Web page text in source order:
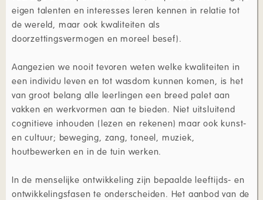
eigen talenten en interesses leren kennen in relatie tot
de wereld, maar ook kwaliteiten als
doorzettingsvermogen en moreel besef).
Aangezien we nooit tevoren weten welke kwaliteiten in
een individu leven en tot wasdom kunnen komen, is het
van groot belang alle leerlingen een breed palet aan
vakken en werkvormen aan te bieden. Niet uitsluitend
cognitieve inhouden (lezen en rekenen) maar ook kunst-
en cultuur; beweging, zang, toneel, muziek,
houtbewerken en in de tuin werken.
In de menselijke ontwikkeling zijn bepaalde leeftijds- en
ontwikkelingsfasen te onderscheiden. Het aanbod van de